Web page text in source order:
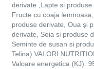
derivate ,Lapte si produse
Fructe cu coaja
produse derivate, Oua și
derivate, Soia si produse
Seminte de susan si
Telina).VALORI
Valoare energetica (KJ):